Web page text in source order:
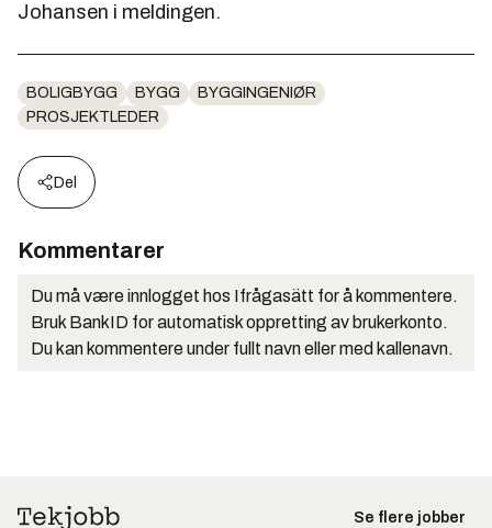
Johansen i meldingen.
BOLIGBYGG BYGG
BYGGINGENIØR
PROSJEKTLEDER
Del
Kommentarer
Du må være innlogget hos Ifrågasätt for å kommentere.
Bruk BankID for automatisk oppretting av brukerkonto.
Du kan kommentere under fullt navn eller med kallenavn.
Se flere jobber